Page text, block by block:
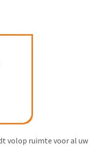
volop ruimte voor al uw